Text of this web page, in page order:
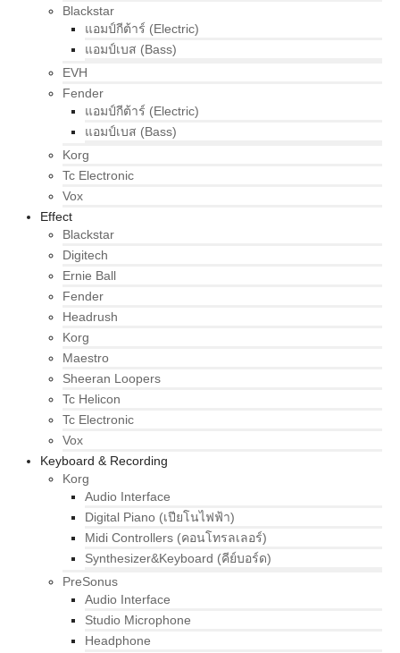
Blackstar
แอมป์กีต้าร์ (Electric)
แอมป์เบส (Bass)
EVH
Fender
แอมป์กีต้าร์ (Electric)
แอมป์เบส (Bass)
Korg
Tc Electronic
Vox
Effect
Blackstar
Digitech
Ernie Ball
Fender
Headrush
Korg
Maestro
Sheeran Loopers
Tc Helicon
Tc Electronic
Vox
Keyboard & Recording
Korg
Audio Interface
Digital Piano (เปียโนไฟฟ้า)
Midi Controllers (คอนโทรลเลอร์)
Synthesizer&Keyboard (คีย์บอร์ด)
PreSonus
Audio Interface
Studio Microphone
Headphone